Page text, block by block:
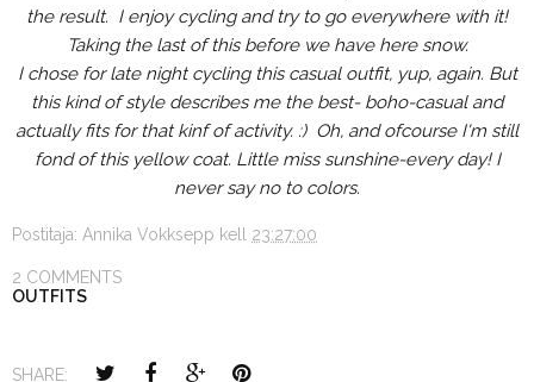
the result. I enjoy cycling and try to go everywhere with it!
Taking the last of this before we have here snow.
I chose for late night cycling this casual outfit, yup, again. But
this kind of style describes me the best- boho-casual and
actually fits for that kinf of activity. :) Oh, and ofcourse I'm still
fond of this yellow coat. Little miss sunshine-every day! I
never say no to colors.
Postitaja: Annika Vokksepp kell 23:27:00
2 COMMENTS
OUTFITS
SHARE: